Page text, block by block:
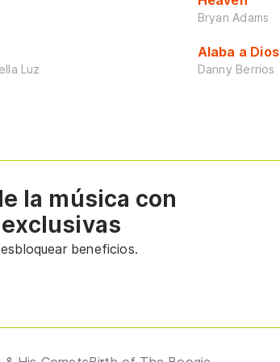
Luz
Bryan Adams
Alaba a Dios
Danny Berrios
la música con
beneficios.